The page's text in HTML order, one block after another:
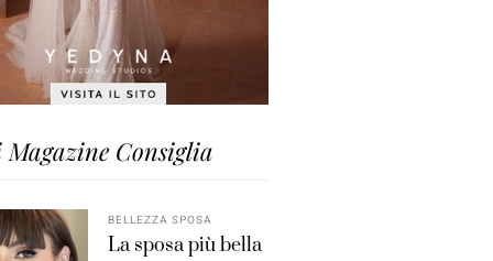
Magazine Consiglia
BELLEZZA SPOSA
La sposa più bella